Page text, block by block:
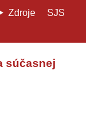
Zdroje
SJS
súčasnej